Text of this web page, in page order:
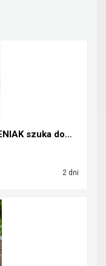
Kiwi - 6 miesięczna sunia SZCZENIAK szuka domu!
2 dni